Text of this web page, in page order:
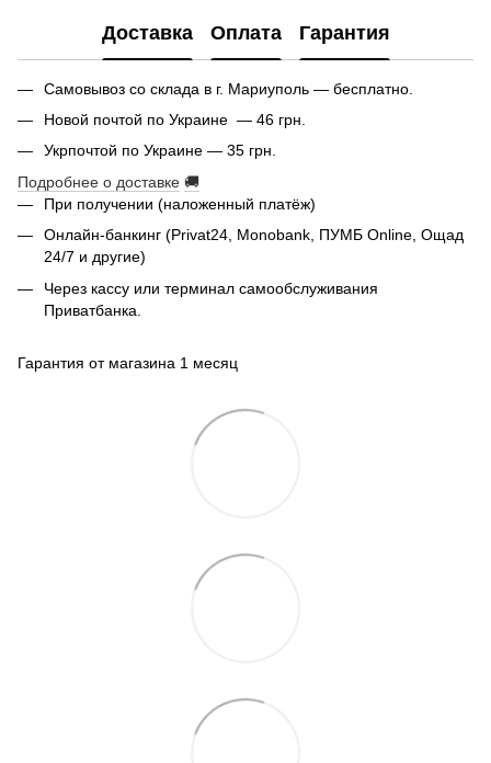
Доставка Оплата Гарантия
Самовывоз со склада в г. Мариуполь — бесплатно.
Новой почтой по Украине — 46 грн.
Укрпочтой по Украине — 35 грн.
Подробнее о доставке 🚚
При получении (наложенный платёж)
Онлайн-банкинг (Privat24, Monobank, ПУМБ Online, Ощад
24/7 и другие)
Через кассу или терминал самообслуживания
Приватбанка.
Гарантия от магазина 1 месяц